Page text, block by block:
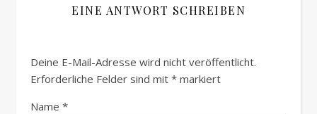
EINE ANTWORT SCHREIBEN
Deine E-Mail-Adresse wird nicht veröffentlicht.
Erforderliche Felder sind mit * markiert
Name *